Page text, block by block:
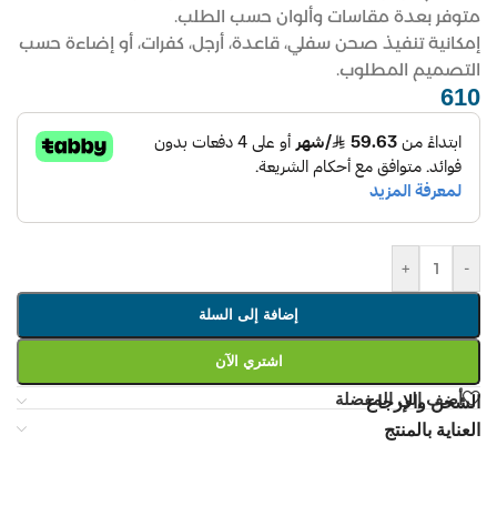
متوفر بعدة مقاسات وألوان حسب الطلب.
إمكانية تنفيذ صحن سفلي، قاعدة، أرجل، كفرات، أو إضاءة حسب
التصميم المطلوب.
610
-
+
إضافة إلى السلة
اشتري الآن
أضف إلى المفضلة
الشحن والإرجاع
العناية بالمنتج